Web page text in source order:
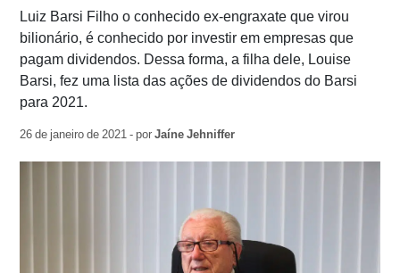
Luiz Barsi Filho o conhecido ex-engraxate que virou
bilionário, é conhecido por investir em empresas que
pagam dividendos. Dessa forma, a filha dele, Louise
Barsi, fez uma lista das ações de dividendos do Barsi
para 2021.
26 de janeiro de 2021 - porJaíne Jehniffer